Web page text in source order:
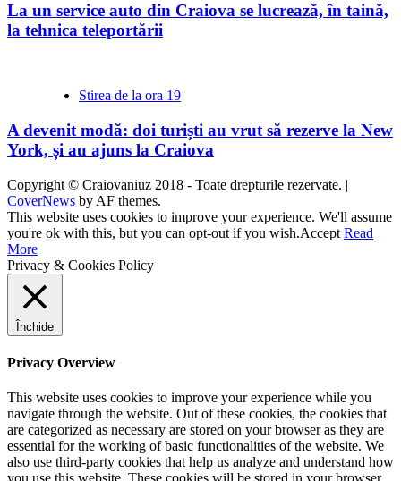
La un service auto din Craiova se lucrează, în taină,
la tehnica teleportării
Stirea de la ora 19
A devenit modă: doi turiști au vrut să rezerve la New
York, și au ajuns la Craiova
Copyright © Craiovaniuz 2018 - Toate drepturile rezervate. |
CoverNews by AF themes.
This website uses cookies to improve your experience. We'll assume
you're ok with this, but you can opt-out if you wish.Accept Read
More
Privacy & Cookies Policy
Închide
Privacy Overview
This website uses cookies to improve your experience while you
navigate through the website. Out of these cookies, the cookies that
are categorized as necessary are stored on your browser as they are
essential for the working of basic functionalities of the website. We
also use third-party cookies that help us analyze and understand how